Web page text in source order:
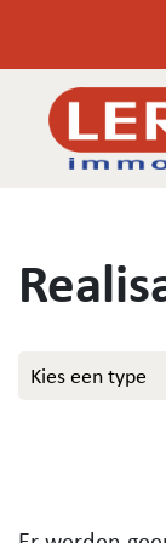
Kies een type